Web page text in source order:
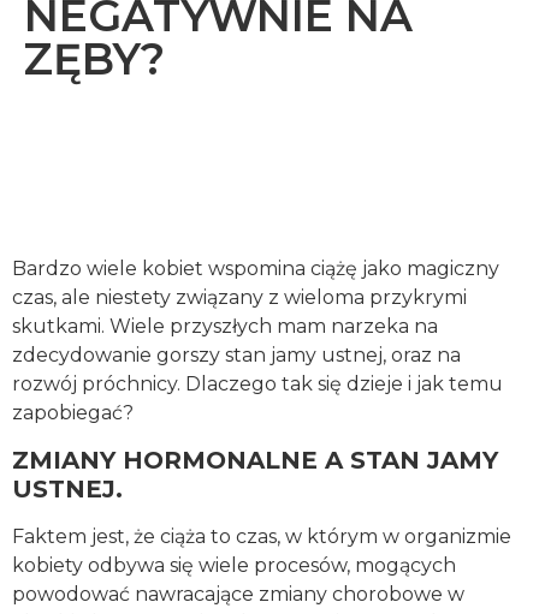
NEGATYWNIE NA
ZĘBY?
Bardzo wiele kobiet wspomina ciążę jako magiczny
czas, ale niestety związany z wieloma przykrymi
skutkami. Wiele przyszłych mam narzeka na
zdecydowanie gorszy stan jamy ustnej, oraz na
rozwój próchnicy. Dlaczego tak się dzieje i jak temu
zapobiegać?
ZMIANY HORMONALNE A STAN JAMY
USTNEJ.
Faktem jest, że ciąża to czas, w którym w organizmie
kobiety odbywa się wiele procesów, mogących
powodować nawracające zmiany chorobowe w